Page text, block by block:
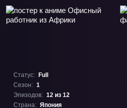
Статус:
Full
Сезон: 1
Эпизодов: 12 из 12
Страна: Япония